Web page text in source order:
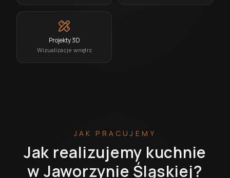
Projekty 3D
Wizualizacje wnętrz
JAK PRACUJEMY
Jak realizujemy kuchnie
w Jaworzynie Śląskiej?